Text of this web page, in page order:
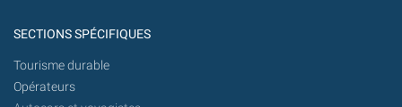
SECTIONS SPÉCIFIQUES
Tourisme durable
Opérateurs